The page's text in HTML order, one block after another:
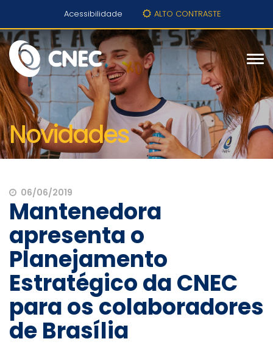
Acessibilidade ALTO CONTRASTE
Novidades
06/06/2019
Mantenedora
apresenta o
Planejamento
Estratégico da CNEC
para os colaboradores
de Brasília